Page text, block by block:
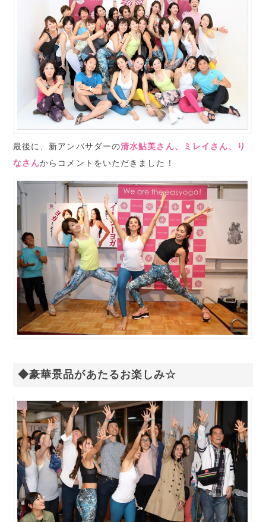
最後に、新アンバサダーの清水鮎美さん、ミレイさん、り
なさんからコメントをいただきました！
◆豪華景品があたるお楽しみ☆